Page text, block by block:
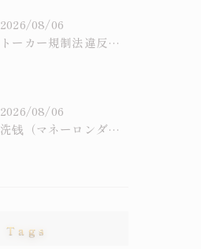
2026/08/06
ストーカー規制法違反で逮捕されたらどうなる？逮捕後の流れ・罰則・示談による不起訴の可能性
2026/08/06
因洗钱（マネーロンダリング）・地下钱庄被逮捕时——犯罪收益相关犯罪与外国人的在留风险
Tags